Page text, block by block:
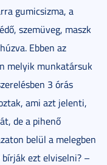
gumicsizma, a
szemüveg, maszk
Ebben az
melyik munkatársuk
3 órás
ami azt jelenti,
de a pihenő
belül a melegben
ezt elviselni? –